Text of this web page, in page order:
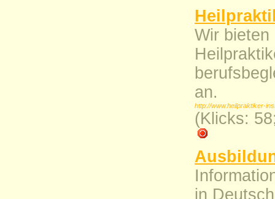
Wir bieten
an.
http://www.heilpraktiker-
(Klicks:
in